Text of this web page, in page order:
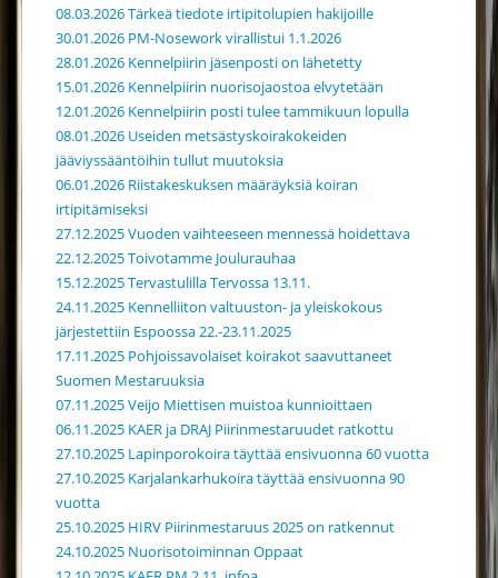
08.03.2026 Tärkeä tiedote irtipitolupien hakijoille
30.01.2026 PM-Nosework virallistui 1.1.2026
28.01.2026 Kennelpiirin jäsenposti on lähetetty
15.01.2026 Kennelpiirin nuorisojaostoa elvytetään
12.01.2026 Kennelpiirin posti tulee tammikuun lopulla
08.01.2026 Useiden metsästyskoirakokeiden
jääviyssääntöihin tullut muutoksia
06.01.2026 Riistakeskuksen määräyksiä koiran
irtipitämiseksi
27.12.2025 Vuoden vaihteeseen mennessä hoidettava
22.12.2025 Toivotamme Joulurauhaa
15.12.2025 Tervastulilla Tervossa 13.11.
24.11.2025 Kennelliiton valtuuston- ja yleiskokous
järjestettiin Espoossa 22.-23.11.2025
17.11.2025 Pohjoissavolaiset koirakot saavuttaneet
Suomen Mestaruuksia
07.11.2025 Veijo Miettisen muistoa kunnioittaen
06.11.2025 KAER ja DRAJ Piirinmestaruudet ratkottu
27.10.2025 Lapinporokoira täyttää ensivuonna 60 vuotta
27.10.2025 Karjalankarhukoira täyttää ensivuonna 90
vuotta
25.10.2025 HIRV Piirinmestaruus 2025 on ratkennut
24.10.2025 Nuorisotoiminnan Oppaat